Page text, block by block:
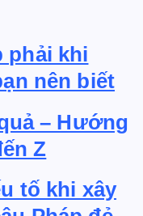
phải khi
nên biết
– Hướng
Z
tố khi xây